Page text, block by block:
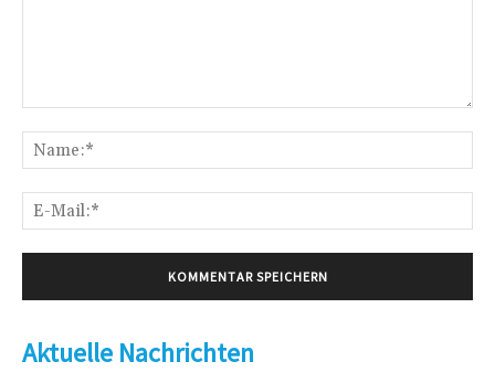
Aktuelle Nachrichten